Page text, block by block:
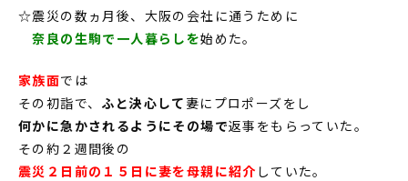
☆震災の数ヵ月後、大阪の会社に通うために
奈良の生駒で一人暮らしを始めた。
家族面では
その初詣で、 ふと決心して 妻にプロポーズをし
何かに急かされるようにその場で返事をもらっていた。
その約２週間後の
震災２日前の１５日に妻を母親に紹介 していた。